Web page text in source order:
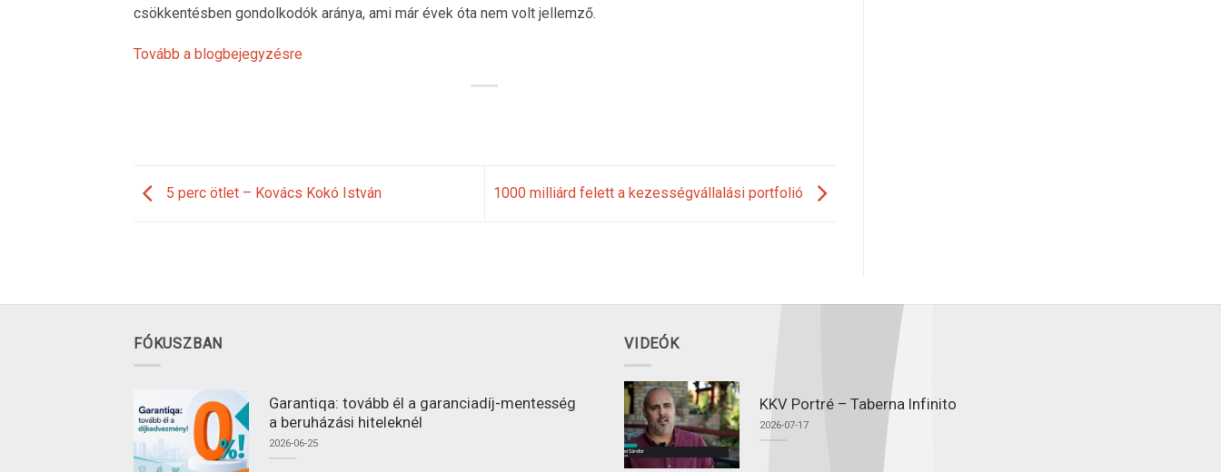
csökkentésben gondolkodók aránya, ami már évek óta nem volt jellemző.
Tovább a blogbejegyzésre
5 perc ötlet – Kovács Kokó István 1000 milliárd felett a kezességvállalási portfolió
FÓKUSZBAN
Garantiqa: tovább él a garanciadíj-mentesség
a beruházási hiteleknél
2026-06-25
VIDEÓK
KKV Portré – Taberna Infinito
2026-07-17